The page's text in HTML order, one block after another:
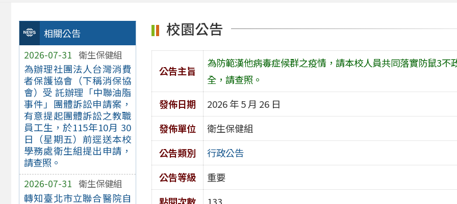
相關公告
2026-07-31 衛生保健組
為辦理社團法人台灣消費
者保護協會（下稱消保協
會）受 託辦理「中聯油脂
事件」團體訴訟申請案，
有意提起團體訴訟之教職
員工生，於115年10月 30
日（星期五）前逕送本校
學務處衛生組提出申請，
請查照。
2026-07-31 衛生保健組
轉知臺北市立聯合醫院自
校園公告
公告主旨
為防範漢他病毒症候群之疫情，請本校人員共同落實防鼠3不
全，請查照。
發佈日期
2026 年 5 月 26 日
發佈單位
衛生保健組
公告類別
行政公告
公告等級
重要
點閱次數
133